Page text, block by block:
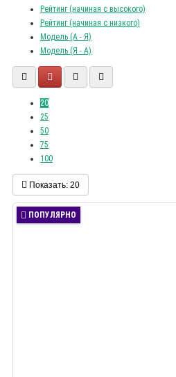
Рейтинг (начиная с высокого)
Рейтинг (начиная с низкого)
Модель (А - Я)
Модель (Я - А)
20
25
50
75
100
Показать: 20
ПОПУЛЯРНО